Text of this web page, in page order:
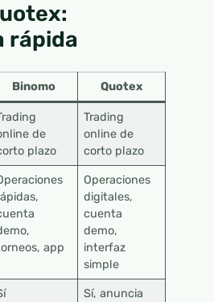
rápida
Binomo Quotex
de
plazo
Trading
online de
corto plazo
app
Operaciones
digitales,
cuenta
demo,
interfaz
simple
Sí, anuncia